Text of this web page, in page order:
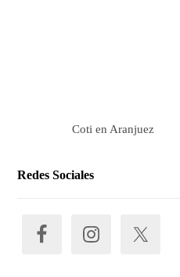
Coti en Aranjuez
Redes Sociales